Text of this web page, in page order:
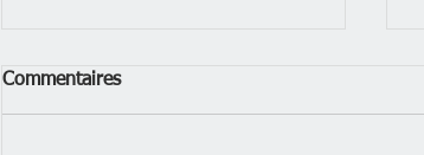
Commentaires